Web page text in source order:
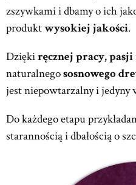
zszywkami i dbamy o ich
produktwysokiej jakości.
Dziękiręcznej pracy, pasji
naturalnegososnowego
jest niepowtarzalny i jedyny
Do każdego etapu
starannością i dbałością o